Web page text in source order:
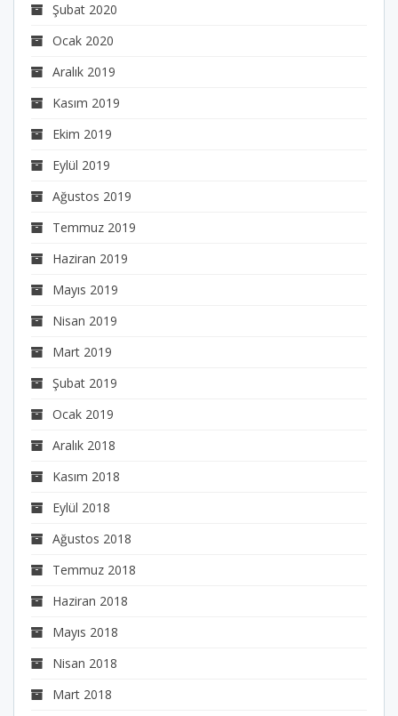
Şubat 2020
Ocak 2020
Aralık 2019
Kasım 2019
Ekim 2019
Eylül 2019
Ağustos 2019
Temmuz 2019
Haziran 2019
Mayıs 2019
Nisan 2019
Mart 2019
Şubat 2019
Ocak 2019
Aralık 2018
Kasım 2018
Eylül 2018
Ağustos 2018
Temmuz 2018
Haziran 2018
Mayıs 2018
Nisan 2018
Mart 2018